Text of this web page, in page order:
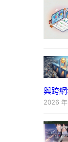
與跨
2026